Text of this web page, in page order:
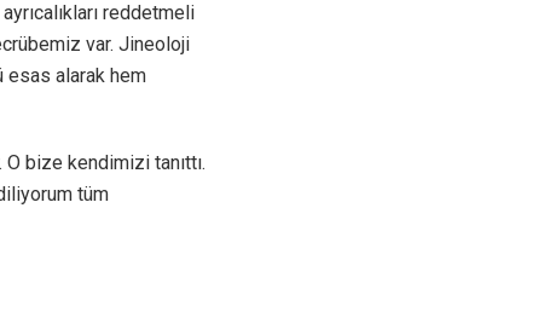
reddetmeli
var. Jineoloji
esas alarak hem
O bize kendimizi tanıttı.
tüm